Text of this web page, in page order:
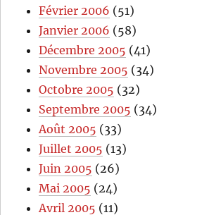
Février 2006 (51)
Janvier 2006 (58)
Décembre 2005 (41)
Novembre 2005 (34)
Octobre 2005 (32)
Septembre 2005 (34)
Août 2005 (33)
Juillet 2005 (13)
Juin 2005 (26)
Mai 2005 (24)
Avril 2005 (11)